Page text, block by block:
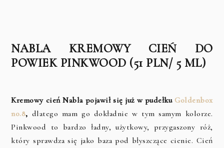
NABLA KREMOWY CIEŃ DO
POWIEK PINKWOOD (51 PLN/ 5 ML)
Kremowy cień Nabla pojawił się już w pudełku Goldenbox
no.8, dlatego mam go dokładnie w tym samym kolorze.
Pinkwood to bardzo ładny, użytkowy, przygaszony róż,
który sprawdza się jako baza pod błyszczące cienie. Cień